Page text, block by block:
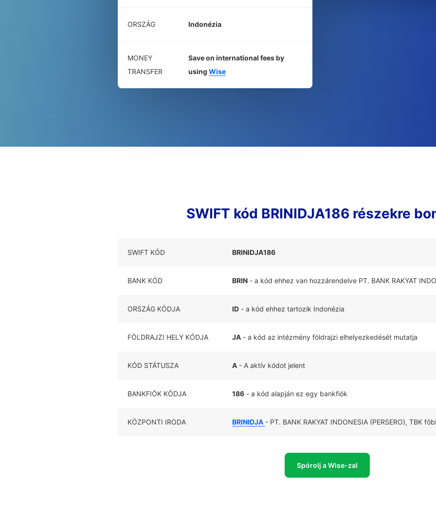
ORSZÁG Indonézia
MONEY
TRANSFER
Save on international fees by
using Wise
SWIFT kód BRINIDJA186 részekre
SWIFT KÓD BRINIDJA186
BANK KÓD BRIN - a kód ehhez van hozzárendelve PT. BANK RAKYAT
ORSZÁG KÓDJA ID - a kód ehhez tartozik Indonézia
FÖLDRAJZI HELY KÓDJA JA - a kód az intézmény földrajzi elhelyezkedését mutatja
KÓD STÁTUSZA A - A aktív kódot jelent
BANKFIÓK KÓDJA 186 - a kód alapján ez egy bankfiók
KÖZPONTI IRODA BRINIDJA - PT. BANK RAKYAT INDONESIA (PERSERO), TBK
Spórolj a Wise-zal